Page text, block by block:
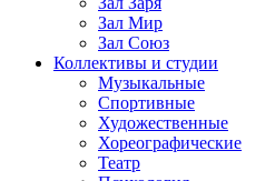
Зал Мир
Зал Союз
Коллективы и студии
Музыкальные
Спортивные
Художественные
Хореографические
Театр